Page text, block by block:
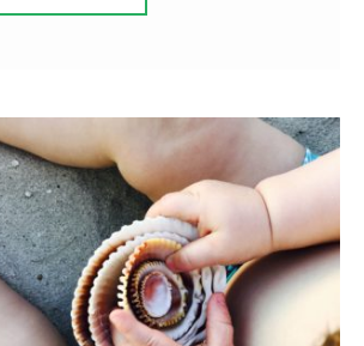
in der Elternzeit
16. SEPTEMBER 2019